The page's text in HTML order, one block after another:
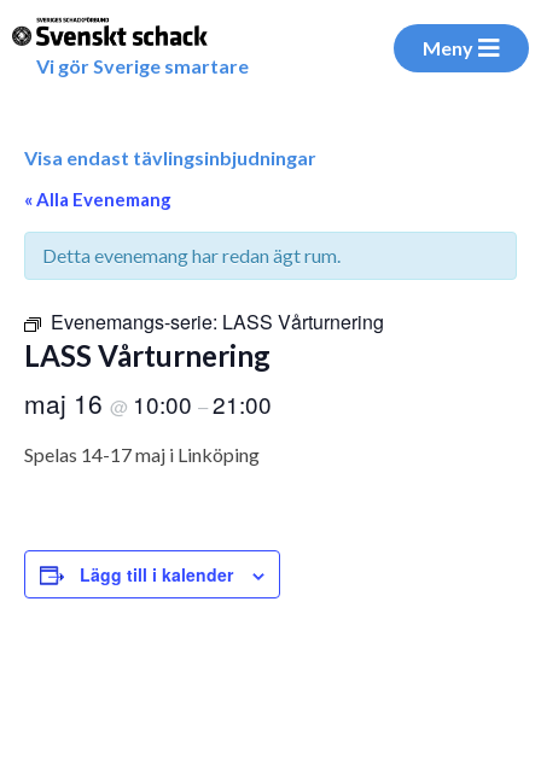
Vi gör Sverige smartare
Meny
Visa endast tävlingsinbjudningar
« Alla Evenemang
Detta evenemang har redan ägt rum.
Evenemangs-serie: LASS Vårturnering
LASS Vårturnering
maj 16 @ 10:00 –21:00
Spelas 14-17 maj i Linköping
Lägg till i kalender